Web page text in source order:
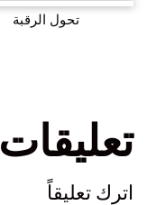
تحول الرقبة
تعليقات
اترك تعليقاً